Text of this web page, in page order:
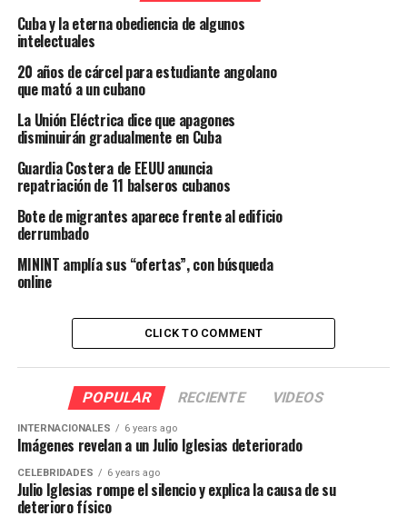
Cuba y la eterna obediencia de algunos
intelectuales
20 años de cárcel para estudiante angolano
que mató a un cubano
La Unión Eléctrica dice que apagones
disminuirán gradualmente en Cuba
Guardia Costera de EEUU anuncia
repatriación de 11 balseros cubanos
Bote de migrantes aparece frente al edificio
derrumbado
MININT amplía sus “ofertas”, con búsqueda
online
CLICK TO COMMENT
POPULAR RECIENTE VIDEOS
INTERNACIONALES 6 years ago
Imágenes revelan a un Julio Iglesias deteriorado
CELEBRIDADES 6 years ago
Julio Iglesias rompe el silencio y explica la causa de su
deterioro físico